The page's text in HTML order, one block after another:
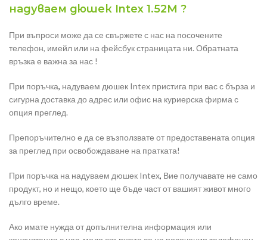
надуваем дюшек Intex 1.52М ?
При въпроси може да се свържете с нас на посочените
телефон, имейл или на фейсбук страницата ни. Обратната
връзка е важна за нас !
При поръчка, надуваем дюшек Intex пристига при вас с бърза и
сигурна доставка до адрес или офис на куриерска фирма с
опция преглед.
Препоръчително е да се възползвате от предоставената опция
за преглед при освобождаване на пратката!
При поръчка на надуваем дюшек Intex, Вие получавате не само
продукт, но и нещо, което ще бъде част от вашият живот много
дълго време.
Ако имате нужда от допълнителна информация или